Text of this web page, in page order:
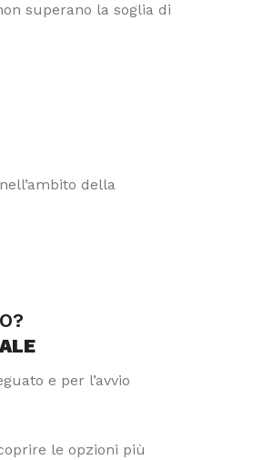
superano la soglia di
della
e per l’avvio
le opzioni più